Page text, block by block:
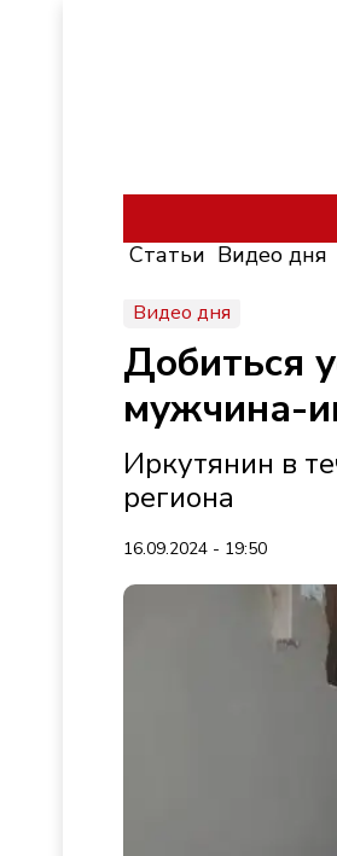
Статьи Видео дня
Видео дня
Добиться
мужчина-
Иркутянин в
региона
16.09.2024 - 19:50